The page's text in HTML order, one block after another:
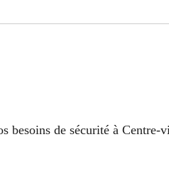
besoins de sécurité à